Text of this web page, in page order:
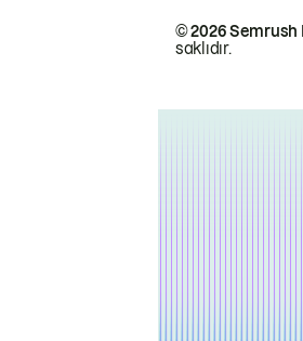
© 2026 Semrush
saklıdır.